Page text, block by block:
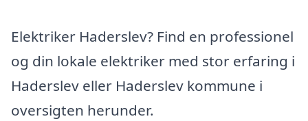
Elektriker Haderslev? Find en professionel
og din lokale elektriker med stor erfaring i
Haderslev eller Haderslev kommune i
oversigten herunder.